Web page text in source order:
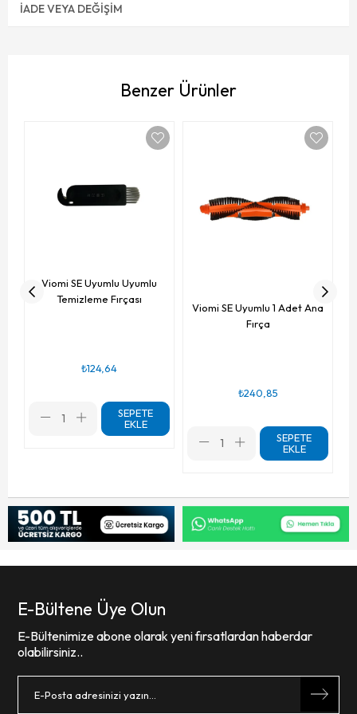
İADE VEYA DEĞIŞIM
Benzer Ürünler
Viomi SE Uyumlu Uyumlu
Temizleme Fırçası
₺124,64
SEPETE
EKLE
Viomi SE Uyumlu 1 Adet Ana
Fırça
₺240,85
SEPETE
EKLE
E-Bültene Üye Olun
E-Bültenimize abone olarak yeni fırsatlardan haberdar
olabilirsiniz..